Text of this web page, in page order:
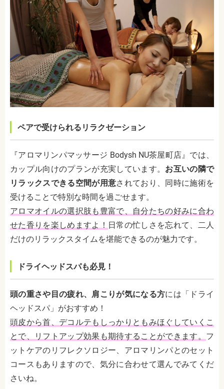
ペアで受けられるリラクゼーション
『アロマリンパマッサージ Bodysh NU茶屋町店』では、
カップル向けのプランが充実しています。 お互いの隣で
リラックスできる空間が用意されており、同時に施術を
受けることで特別な時間を過ごせます。
アロマオイルの選択肢も豊富で、自分たちの好みに合わ
せた香りを楽しめますよ！ 日常の忙しさを忘れて、二人
だけのリラックスタイムを堪能できるのが魅力です。
ドライヘッドスパも必見！
頭の重さや目の疲れ、肩こりが気になる方には「ドライ
ヘッドスパ」がおすすめ！
頭皮から首、デコルテもしっかりともみほぐしていくこ
とで、リフトアップ効果も期待することができます。 フ
ットケアのリフレクソロジー、アロマリンパとのセット
コースもありますので、気分に合わせて選んでみてくだ
さいね。